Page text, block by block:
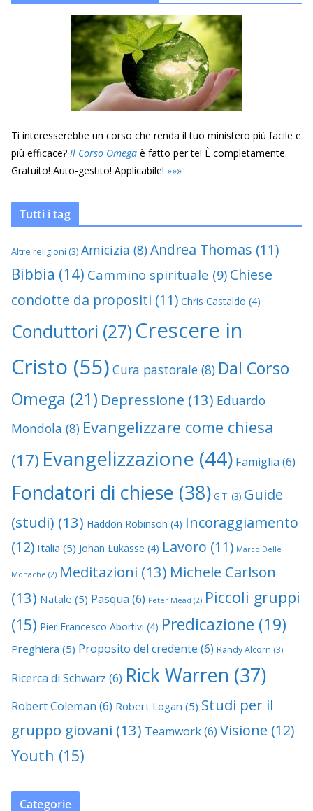
Ti interesserebbe un corso che renda il tuo ministero più facile e
più efficace? Il Corso Omega è fatto per te! È completamente:
Gratuito! Auto-gestito! Applicabile! »»»
Tutti i tag
Altre religioni (3) Amicizia (8)Andrea Thomas (11)
Bibbia (14) Cammino spirituale (9) Chiese
condotte da propositi (11) Chris Castaldo (4)
Conduttori (27) Crescere in
Cristo (55) Cura pastorale (8) Dal Corso
Omega (21) Depressione (13) Eduardo
Mondola (8) Evangelizzare come chiesa
(17) Evangelizzazione (44) Famiglia (6)
Fondatori di chiese (38) G.T. (3) Guide
(studi) (13) Haddon Robinson (4) Incoraggiamento
(12) Italia (5) Johan Lukasse (4) Lavoro (11) Marco Delle
Monache (2) Meditazioni (13) Michele Carlson
(13) Natale (5) Pasqua (6) Peter Mead (2) Piccoli gruppi
(15) Pier Francesco Abortivi (4) Predicazione (19)
Preghiera (5) Proposito del credente (6) Randy Alcorn (3)
Ricerca di Schwarz (6) Rick Warren (37)
Robert Coleman (6) Robert Logan (5) Studi per il
gruppo giovani (13) Teamwork(6) Visione (12)
Youth (15)
Categorie